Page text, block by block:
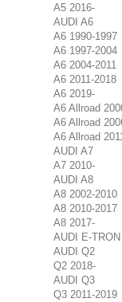
A5 2016-
AUDI A6
A6 1990-1997
A6 1997-2004
A6 2004-2011
A6 2011-2018
A6 2019-
A6 Allroad
A6 Allroad
A6 Allroad
AUDI A7
A7 2010-
AUDI A8
A8 2002-2010
A8 2010-2017
A8 2017-
AUDI E-TRON
AUDI Q2
Q2 2018-
AUDI Q3
Q3 2011-2019